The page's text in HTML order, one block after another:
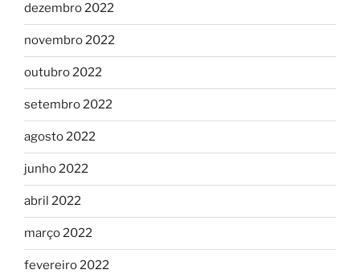
dezembro 2022
novembro 2022
outubro 2022
setembro 2022
agosto 2022
junho 2022
abril 2022
março 2022
fevereiro 2022